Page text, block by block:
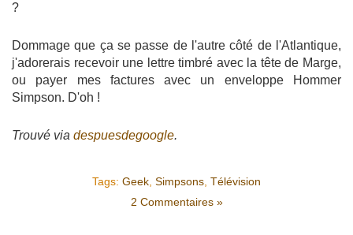
?
Dommage que ça se passe de l'autre côté de l'Atlantique,
j'adorerais recevoir une lettre timbré avec la tête de Marge,
ou payer mes factures avec un enveloppe Hommer
Simpson. D'oh !
Trouvé via despuesdegoogle.
Tags: Geek Simpsons Télévision
2 Commentaires »